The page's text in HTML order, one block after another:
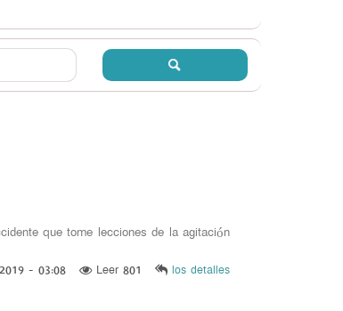
que tome lecciones de la agitación
- 03:08 Leer 801 los detalles